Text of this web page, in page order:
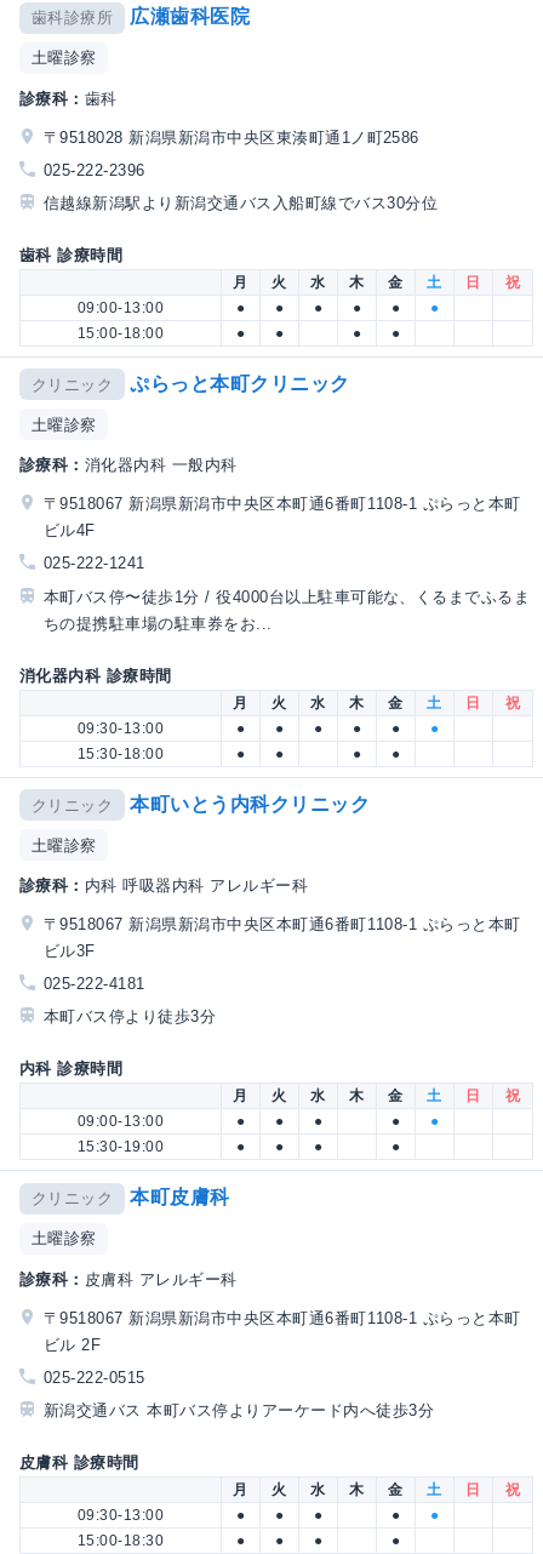
歯科診療所 広瀬歯科医院
土曜診察
診療科： 歯科
〒9518028 新潟県新潟市中央区東湊町通1ノ町2586
025-222-2396
信越線新潟駅より新潟交通バス入船町線でバス30分位
歯科 診療時間
月 火 水 木 金 土 日
祝
09:00-13:00
● ● ● ● ●
●
15:00-18:00
● ● ● ●
クリニック ぷらっと本町クリニック
土曜診察
診療科： 消化器内科 一般内科
〒9518067 新潟県新潟市中央区本町通6番町1108-1 ぷらっと本町
ビル4F
025-222-1241
本町バス停〜徒歩1分 / 役4000台以上駐車可能な、くるまでふるま
ちの提携駐車場の駐車券をお...
消化器内科 診療時間
月 火 水 木 金 土 日
祝
09:30-13:00
● ● ● ● ●
●
15:30-18:00
● ● ● ●
クリニック 本町いとう内科クリニック
土曜診察
診療科： 内科 呼吸器内科 アレルギー科
〒9518067 新潟県新潟市中央区本町通6番町1108-1 ぷらっと本町
ビル3F
025-222-4181
本町バス停より徒歩3分
内科 診療時間
月 火 水 木 金 土 日
祝
09:00-13:00
● ● ● ●
●
15:30-19:00
● ● ● ●
クリニック 本町皮膚科
土曜診察
診療科： 皮膚科 アレルギー科
〒9518067 新潟県新潟市中央区本町通6番町1108-1 ぷらっと本町
ビル 2F
025-222-0515
新潟交通バス 本町バス停よりアーケード内へ徒歩3分
皮膚科 診療時間
月 火 水 木 金 土 日
祝
09:30-13:00
● ● ● ●
●
15:00-18:30
● ● ● ●